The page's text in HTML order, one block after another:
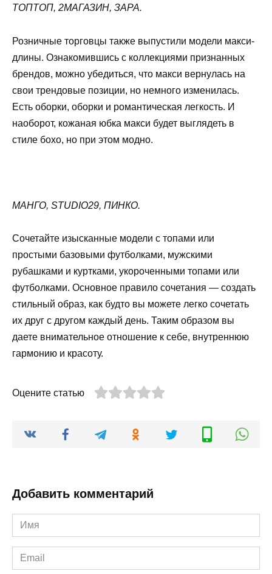
ТОПТОП, 2МАГАЗИН, ЗАРА.
Розничные торговцы также выпустили модели макси-
длины. Ознакомившись с коллекциями признанных
брендов, можно убедиться, что макси вернулась на
свои трендовые позиции, но немного изменилась.
Есть оборки, оборки и романтическая легкость. И
наоборот, кожаная юбка макси будет выглядеть в
стиле бохо, но при этом модно.
МАНГО, STUDIO29, ПИНКО.
Сочетайте изысканные модели с топами или
простыми базовыми футболками, мужскими
рубашками и куртками, укороченными топами или
футболками. Основное правило сочетания — создать
стильный образ, как будто вы можете легко сочетать
их друг с другом каждый день. Таким образом вы
даете внимательное отношение к себе, внутреннюю
гармонию и красоту.
Оцените статью
Добавить комментарий
Имя
*
Email
*